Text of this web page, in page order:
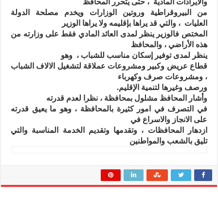
والايرادات المادية ، حتى يتحرر المحافظ
من البيروقراطية وروتين الوزارات ويخدم مصلحة الدولة
العليات ، والتي قد يراها بإقليمه ولا يراها الوزير
المختص فالوزير ينظر لمدى العائد المادي فقط على وزارته من
هذه الأراضي ، والمحافظ
ينظر لمدى توفير إسكان مناسب للشباب ، وهو
قطاع عريض وكبير ومشروعات عملاقة لتشغيل الالاف الشباب
، ومشروعات صرف وكهرباء
ورصف وغيرها لتنمية الإقليم.
وأشار المحافظ مشلول بمحافظة ، نظرا لعدم قدرته
في التصرف في امور كثيرة بالمحافظة ، وهو ما يعيق قدرته
على الانجاز والاسراع في
ازدهار المحافظات ، وتقدمها وتقديم الخدمة المناسبة والتي
تليق بالشعب والمواطنين